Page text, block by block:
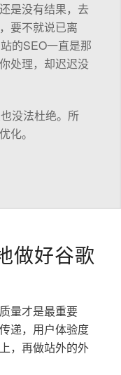
是没有结果，去
要不就说已离
的SEO一直是那
处理，却迟迟没
没法杜绝。所
化。
做好谷歌
量才是最重要
递，用户体验度
，再做站外的外